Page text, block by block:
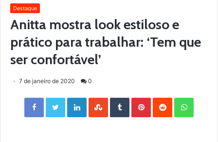
Destaque
Anitta mostra look estiloso e
prático para trabalhar: ‘Tem que
ser confortável’
7 de janeiro de 2020 0
Facebook Twitter LinkedIn StumbleUpon Tumblr Pinterest Reddit